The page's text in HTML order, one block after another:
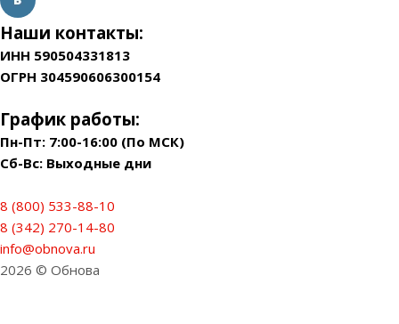
Наши контакты:
ИНН 590504331813
ОГРН 304590606300154
График работы:
Пн-Пт: 7:00-16:00 (По МСК)
Сб-Вс: Выходные дни
8 (800) 533-88-10
8 (342) 270-14-80
info@obnova.ru
2026 © Обнова